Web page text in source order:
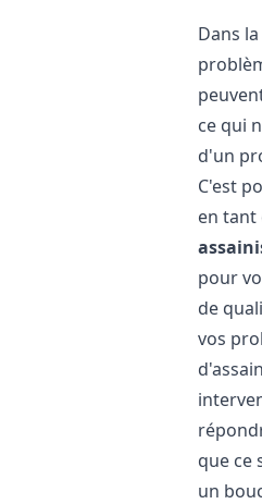
Dans
ce qui
d'un
C'est
en tant
pour
de
vos
que ce
un